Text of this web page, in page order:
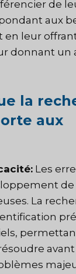
de
aux
en leur
donnant un
la
aux
Les
La